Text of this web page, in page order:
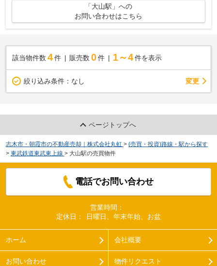
「大山駅」への
お問い合わせはこちら
該当物件数 4件 販売数 0 件 1～4 件を表示
絞り込み条件： なし 変更
ページトップへ
志木市・朝霞市の不動産売却｜株式会社丸虹 > (売買・投資)路線・駅から探す
> 東武鉄道東武東上線 > 大山駅の売買物件
電話でお問い合わせ
営業時間：
定休日：
日曜日、年末年始、お盆
ホーム 会社概要
お問い合わせ 物件リクエスト